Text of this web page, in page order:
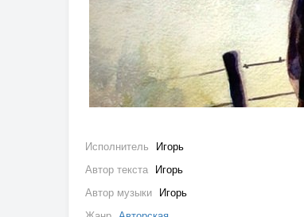
Исполнитель Игорь
Автор текста Игорь
Автор музыки Игорь